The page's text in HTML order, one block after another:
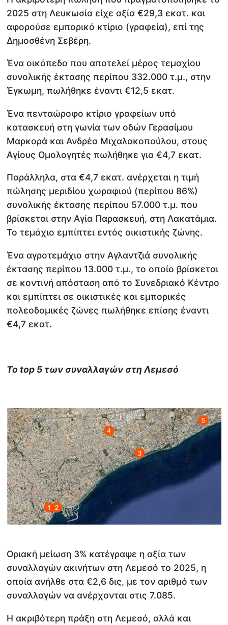
2025 στη Λευκωσία είχε αξία €29,3 εκατ. και
αφορούσε εμπορικό κτίριο (γραφεία), επί της
Δημοσθένη Σεβέρη.
Ένα οικόπεδο που αποτελεί μέρος τεμαχίου
συνολικής έκτασης περίπου 332.000 τ.μ., στην
Έγκωμη, πωλήθηκε έναντι €12,5 εκατ.
Ένα πενταώροφο κτίριο γραφείων υπό
κατασκευή στη γωνία των οδών Γερασίμου
Μαρκορά και Ανδρέα Μιχαλακοπούλου, στους
Αγίους Ομολογητές πωλήθηκε για €4,7 εκατ.
Παράλληλα, στα €4,7 εκατ. ανέρχεται η τιμή
πώλησης μεριδίου χωραφιού (περίπου 86%)
συνολικής έκτασης περίπου 57.000 τ.μ. που
βρίσκεται στην Αγία Παρασκευή, στη Λακατάμια.
Το τεμάχιο εμπίπτει εντός οικιστικής ζώνης.
Ένα αγροτεμάχιο στην Αγλαντζιά συνολικής
έκτασης περίπου 13.000 τ.μ., το οποίο βρίσκεται
σε κοντινή απόσταση από το Συνεδριακό Κέντρο
και εμπίπτει σε οικιστικές και εμπορικές
πολεοδομικές ζώνες πωλήθηκε επίσης έναντι
€4,7 εκατ.
Το top 5 των συναλλαγών στη Λεμεσό
Οριακή μείωση 3% κατέγραψε η αξία των
συναλλαγών ακινήτων στη Λεμεσό το 2025, η
οποία ανήλθε στα €2,6 δις, με τον αριθμό των
συναλλαγών να ανέρχονται στις 7.085.
Η ακριβότερη πράξη στη Λεμεσό, αλλά και